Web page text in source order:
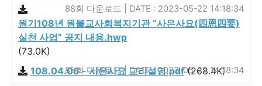
원기108년 원불교사회복지기관 “사은사요(四恩四要)
실천 사업” 공지 내용.hwp
(73.0K)
88회 다운로드 | DATE : 2023-05-22 14:18:34
108.04.06 - 사은사요 교리설명.pdf(268.4K)
85회 다운로드 | DATE : 2023-05-22 14:18:34